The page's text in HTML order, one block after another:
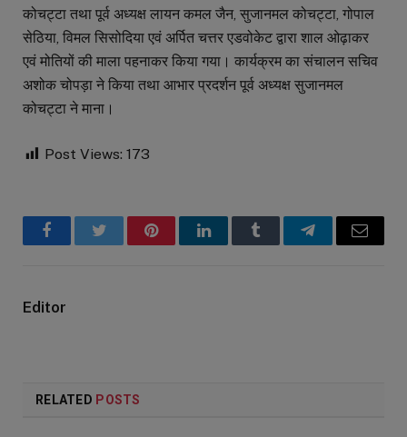
कोचट्टा तथा पूर्व अध्यक्ष लायन कमल जैन, सुजानमल कोचट्टा, गोपाल
सेठिया, विमल सिसोदिया एवं अर्पित चत्तर एडवोकेट द्वारा शाल ओढ़ाकर
एवं मोतियों की माला पहनाकर किया गया। कार्यक्रम का संचालन सचिव
अशोक चोपड़ा ने किया तथा आभार प्रदर्शन पूर्व अध्यक्ष सुजानमल
कोचट्टा ने माना।
Post Views: 173
FacebookTwitter PinterestLinkedInTumblr TelegramEmail
Editor
RELATED POSTS